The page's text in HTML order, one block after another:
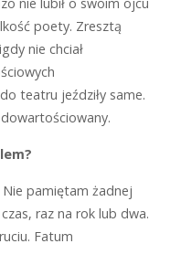
poety. Zresztą
nie chciał
teatru jeździły same.
pamiętam żadnej
raz na rok lub dwa.
Fatum